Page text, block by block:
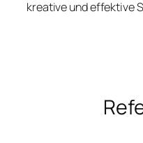
kreative und effektive